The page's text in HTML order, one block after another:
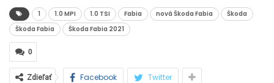
1 1.0 MPI 1.0 TSI Fabia nová Škoda Fabia
Škoda
Škoda Fabia
Škoda Fabia 2021
0
Zdieľať Facebook Twitter